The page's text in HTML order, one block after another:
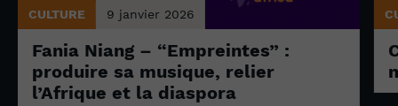
CULTURE 9 janvier 2026
Fania Niang – “Empreintes” :
produire sa musique, relier
l’Afrique et la diaspora